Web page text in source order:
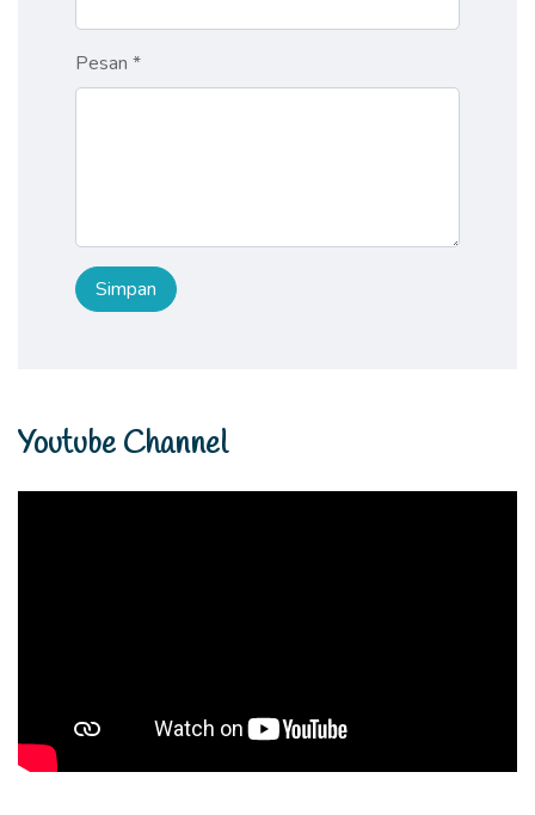
Pesan *
Youtube Channel